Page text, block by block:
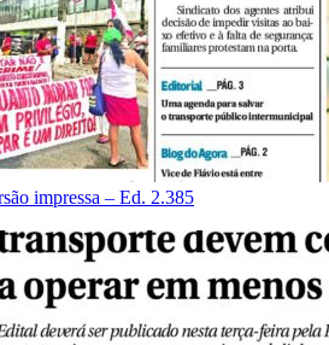
impressa – Ed. 2.385